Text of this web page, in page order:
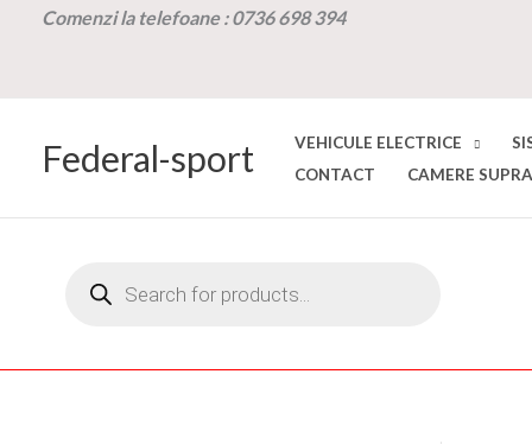
Comenzi la telefoane :0736 698 394
Federal-sport VEHICULE ELECTRICE
CONTACT
CAMERE